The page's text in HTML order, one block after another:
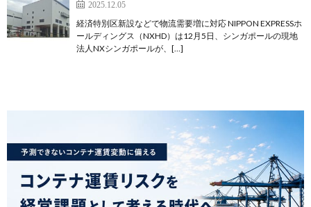
2025.12.05
経済特別区新設などで物流需要増に対応 NIPPON EXPRESSホ
ールディングス（NXHD）は12月5日、シンガポールの現地
法人NXシンガポールが、[…]